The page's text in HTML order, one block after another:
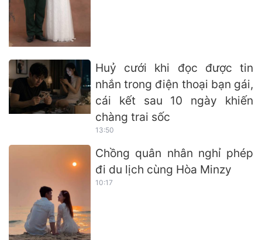
Huỷ cưới khi đọc được tin
nhắn trong điện thoại bạn gái,
cái kết sau 10 ngày khiến
chàng trai sốc
13:50
Chồng quân nhân nghỉ phép
đi du lịch cùng Hòa Minzy
10:17